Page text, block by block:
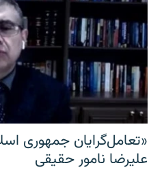
«تعامل‌گرایان جمهوری
علیرضا نامور حقیقی